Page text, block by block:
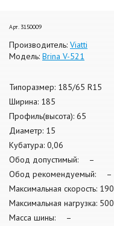
Арт. 3150009
Производитель: Viatti
Модель: Brina V-521
Типоразмер: 185/65 R15
Ширина: 185
Профиль(высота): 65
Диаметр: 15
Кубатура: 0,06
Обод допустимый: –
Обод рекомендуемый: –
Максимальная скорость: 190
Максимальная нагрузка: 500
Масса шины: –